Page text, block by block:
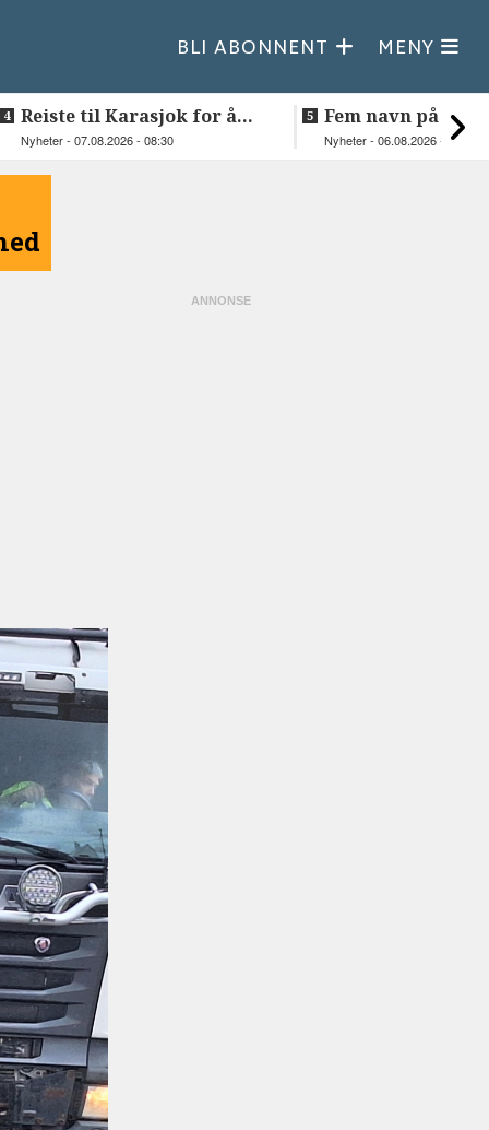
BLI ABONNENT MENY
Reiste til Karasjok for å
vie Ellen og Johan Anders
Nyheter - 07.08.2026 - 08:30
Fem navn på
til toppjobben i
Nyheter - 06.08.2026 - 15:03